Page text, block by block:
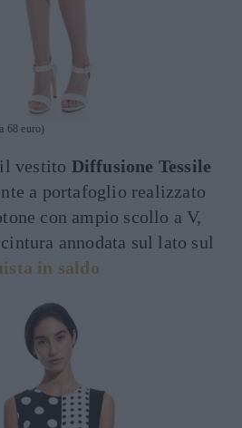
68 euro)
vestito Diffusione Tessile
a portafoglio realizzato
con ampio scollo a V,
annodata sul lato sul
in saldo